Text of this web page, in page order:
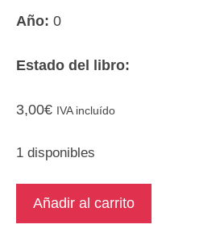
Año: 0
Estado del libro:
3,00€ IVA incluído
1 disponibles
Añadir al carrito